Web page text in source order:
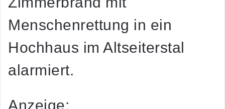
Menschenrettung in ein
Hochhaus im Altseiterstal
alarmiert.
Anzeige: